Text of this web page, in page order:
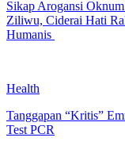
Sikap Arogansi
Ziliwu, Ciderai Hati
Humanis
Health
Tanggapan “Kritis”
Test PCR